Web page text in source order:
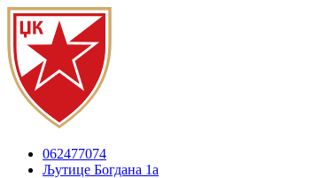
062477074
Љутице Богдана 1а